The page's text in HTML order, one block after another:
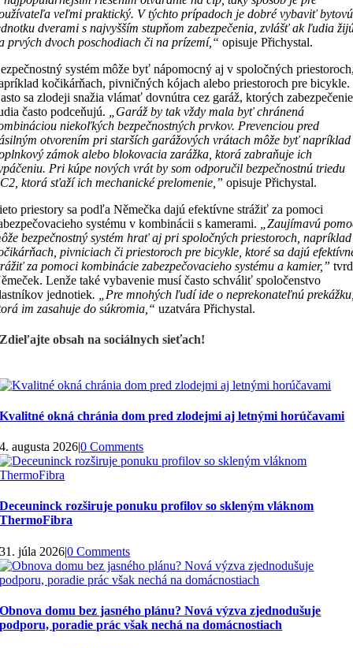
veľmi praktický. V týchto prípadoch je dobré vybaviť bytovú
dverami s najvyšším stupňom zabezpečenia, zvlášť ak ľudia
prvých dvoch poschodiach či na prízemí,“ opisuje Přichystal.
systém môže byť nápomocný aj v spoločných
kočikárňach, pivničných kójach alebo priestoroch pre bicykle.
sa zlodeji snažia vlámať dovnútra cez garáž, ktorých zabezpečenie
často podceňujú.
Garáž by tak vždy mala byť chránená
niekoľkých bezpečnostných prvkov. Prevenciou pred
otvorením pri starších garážových vrátach môže byť napríklad
zámok alebo blokovacia zarážka, ktorá zabraňuje ich
Pri kúpe nových vrát by som odporučil bezpečnostnú triedu
ktorá sťaží ich mechanické prelomenie,” opisuje Přichystal.
priestory sa podľa Němečka dajú efektívne strážiť za pomoci
systému v kombinácii s kamerami.
„Zaujímavú
bezpečnostný systém hrať aj pri spoločných priestoroch, napríklad
pivniciach či priestoroch pre bicykle, ktoré sa dajú
za pomoci kombinácie zabezpečovacieho systému a kamier,”
Lenže také vybavenie musí často schváliť spoločenstvo
jednotiek. „Pre mnohých ľudí ide o neprekonateľnú
im zasahuje do súkromia,“ uzatvára Přichystal.
Zdieľajte obsah na sociálnych sieťach!
Kvalitné okná chránia dom pred zlodejmi aj letnými horúčavami
4. augusta 2026|0 Comments
Deceuninck rozširuje ponuku profilov so skleným vláknom
ThermoFibra
31. júla 2026|0 Comments
Obnova domu bez jasného plánu? Nová výzva zjednodušuje
podporu, poradie prác však nechá na domácnostiach